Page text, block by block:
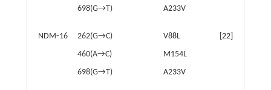
698(G→T)
A233V
NDM⁃16
262(G→C)
460(A→C)
698(G→T)
V88L
M154L
A233V
22]